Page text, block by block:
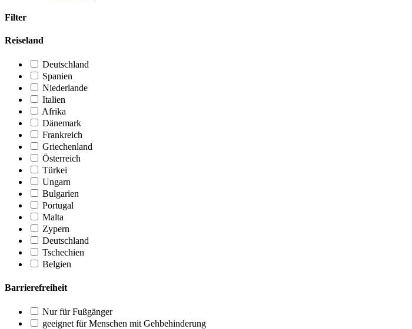
Filter
Reiseland
Deutschland
Spanien
Niederlande
Italien
Afrika
Dänemark
Frankreich
Griechenland
Österreich
Türkei
Ungarn
Bulgarien
Portugal
Malta
Zypern
Deutschland
Tschechien
Belgien
Barrierefreiheit
Nur für Fußgänger
geeignet für Menschen mit Gehbehinderung